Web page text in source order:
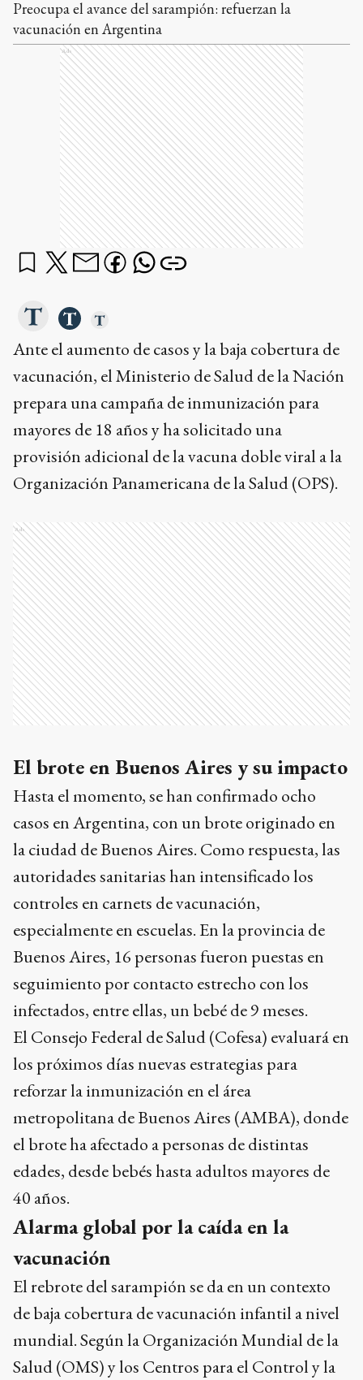
Preocupa el avance del sarampión: refuerzan la
vacunación en Argentina
Ads
Ante el aumento de casos y la baja cobertura de
vacunación, el Ministerio de Salud de la Nación
prepara una campaña de inmunización para
mayores de 18 años y ha solicitado una
provisión adicional de la vacuna doble viral a la
Organización Panamericana de la Salud (OPS).
Ads
El brote en Buenos Aires y su impacto
Hasta el momento, se han confirmado ocho
casos en Argentina, con un brote originado en
la ciudad de Buenos Aires. Como respuesta, las
autoridades sanitarias han intensificado los
controles en carnets de vacunación,
especialmente en escuelas. En la provincia de
Buenos Aires, 16 personas fueron puestas en
seguimiento por contacto estrecho con los
infectados, entre ellas, un bebé de 9 meses.
El Consejo Federal de Salud (Cofesa) evaluará en
los próximos días nuevas estrategias para
reforzar la inmunización en el área
metropolitana de Buenos Aires (AMBA), donde
el brote ha afectado a personas de distintas
edades, desde bebés hasta adultos mayores de
40 años.
Alarma global por la caída en la
vacunación
El rebrote del sarampión se da en un contexto
de baja cobertura de vacunación infantil a nivel
mundial. Según la Organización Mundial de la
Salud (OMS) y los Centros para el Control y la